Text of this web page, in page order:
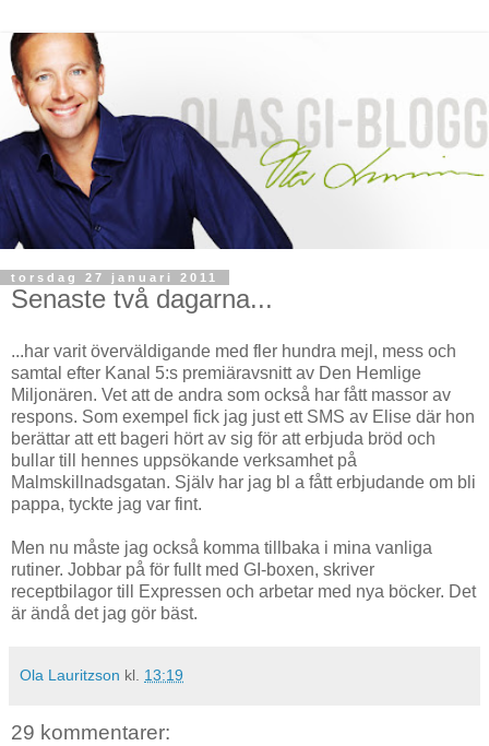
torsdag 27 januari 2011
Senaste två dagarna...
...har varit överväldigande med fler hundra mejl, mess och
samtal efter Kanal 5:s premiäravsnitt av Den Hemlige
Miljonären. Vet att de andra som också har fått massor av
respons. Som exempel fick jag just ett SMS av Elise där hon
berättar att ett bageri hört av sig för att erbjuda bröd och
bullar till hennes uppsökande verksamhet på
Malmskillnadsgatan. Själv har jag bl a fått erbjudande om bli
pappa, tyckte jag var fint.
Men nu måste jag också komma tillbaka i mina vanliga
rutiner. Jobbar på för fullt med GI-boxen, skriver
receptbilagor till Expressen och arbetar med nya böcker. Det
är ändå det jag gör bäst.
Ola Lauritzson kl. 13:19
29 kommentarer: